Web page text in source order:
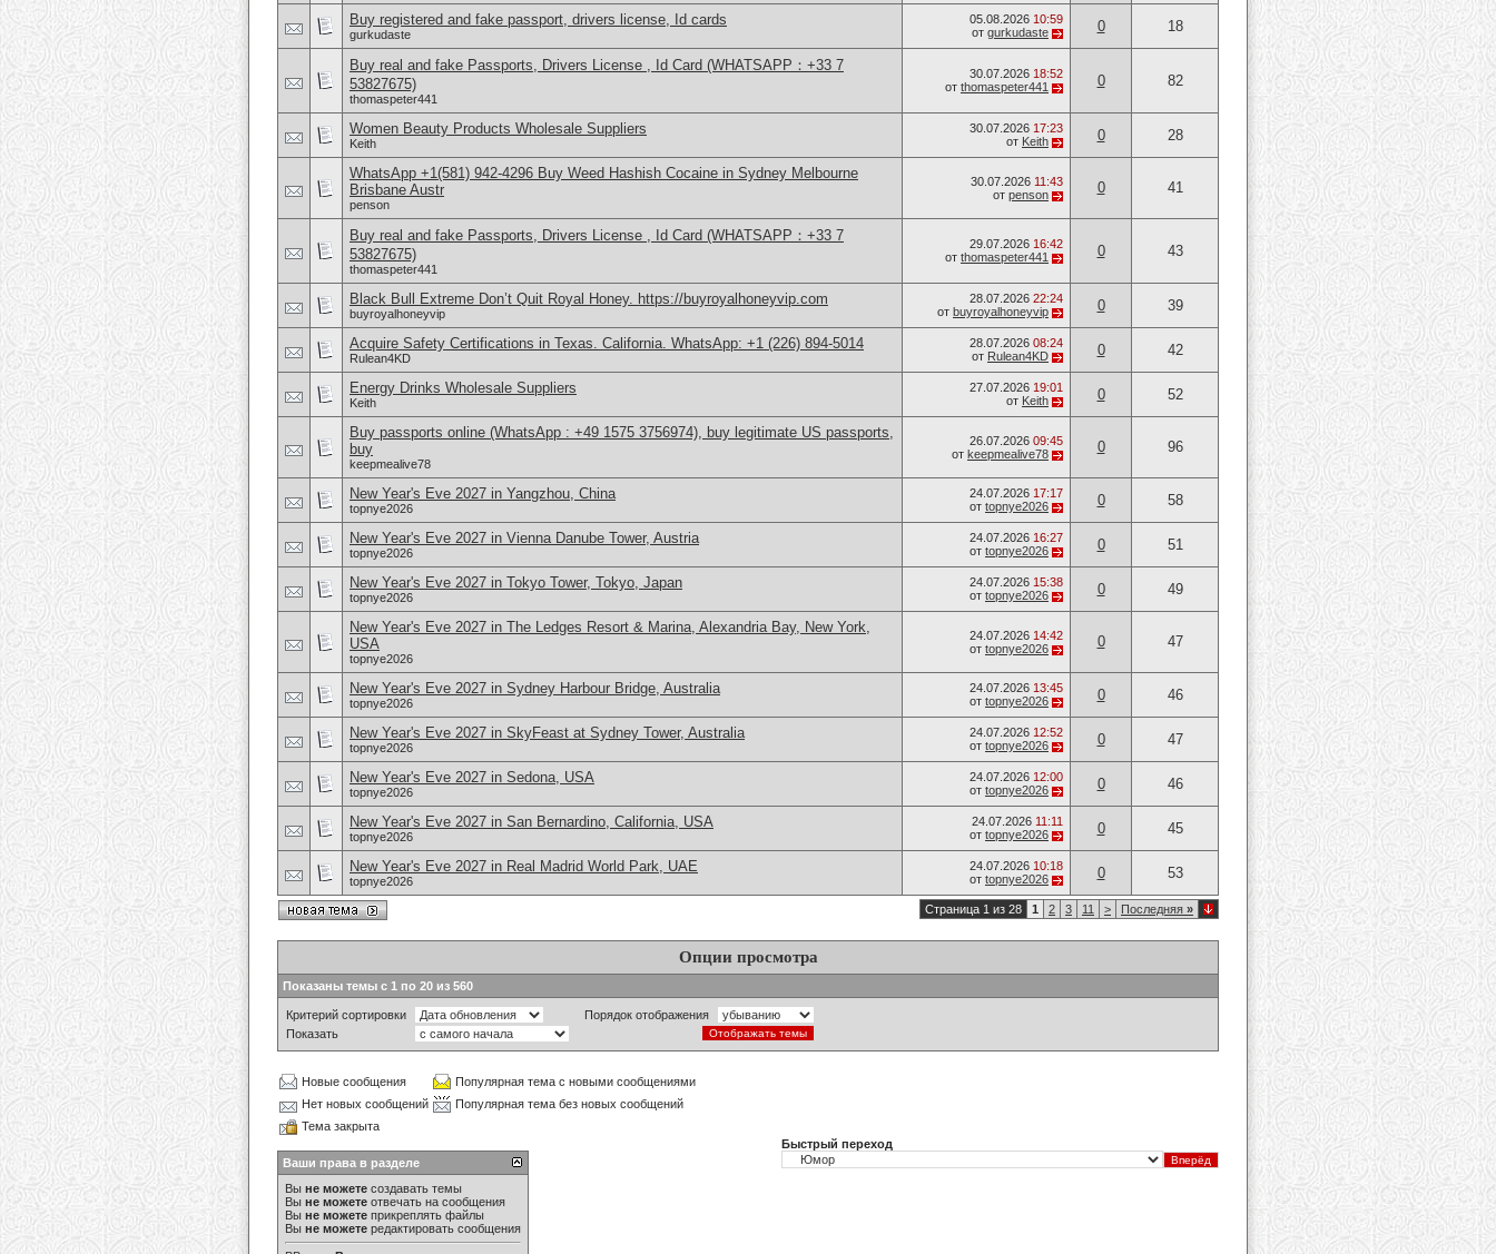
Buy registered and fake passport, drivers license, Id cards
gurkudaste
05.08.2026 10:59
от gurkudaste 0 18
Buy real and fake Passports, Drivers License , Id Card (WHATSAPP：+33 7
53827675)
thomaspeter441
30.07.2026 18:52
от thomaspeter441 0 82
Women Beauty Products Wholesale Suppliers
Keith
30.07.2026 17:23
от Keith 0 28
WhatsApp +1(581) 942-4296 Buy Weed Hashish Cocaine in Sydney Melbourne
Brisbane Austr
penson
30.07.2026 11:43
от penson 0 41
Buy real and fake Passports, Drivers License , Id Card (WHATSAPP：+33 7
53827675)
thomaspeter441
29.07.2026 16:42
от thomaspeter441 0 43
Black Bull Extreme Don’t Quit Royal Honey. https://buyroyalhoneyvip.com
buyroyalhoneyvip
28.07.2026 22:24
от buyroyalhoneyvip 0 39
Acquire Safety Certifications in Texas. California. WhatsApp: +1 (226) 894-5014
Rulean4KD
28.07.2026 08:24
от Rulean4KD 0 42
Energy Drinks Wholesale Suppliers
Keith
27.07.2026 19:01
от Keith 0 52
Buy passports online (WhatsApp : +49 1575 3756974), buy legitimate US passports,
buy
keepmealive78
26.07.2026 09:45
от keepmealive78 0 96
New Year's Eve 2027 in Yangzhou, China
topnye2026
24.07.2026 17:17
от topnye2026 0 58
New Year's Eve 2027 in Vienna Danube Tower, Austria
topnye2026
24.07.2026 16:27
от topnye2026 0 51
New Year's Eve 2027 in Tokyo Tower, Tokyo, Japan
topnye2026
24.07.2026 15:38
от topnye2026 0 49
New Year's Eve 2027 in The Ledges Resort & Marina, Alexandria Bay, New York,
USA
topnye2026
24.07.2026 14:42
от topnye2026 0 47
New Year's Eve 2027 in Sydney Harbour Bridge, Australia
topnye2026
24.07.2026 13:45
от topnye2026 0 46
New Year's Eve 2027 in SkyFeast at Sydney Tower, Australia
topnye2026
24.07.2026 12:52
от topnye2026 0 47
New Year's Eve 2027 in Sedona, USA
topnye2026
24.07.2026 12:00
от topnye2026 0 46
New Year's Eve 2027 in San Bernardino, California, USA
topnye2026
24.07.2026 11:11
от topnye2026 0 45
New Year's Eve 2027 in Real Madrid World Park, UAE
topnye2026
24.07.2026 10:18
от topnye2026 0 53
Страница 1 из 28 1 2 3 11 > Последняя »
Опции просмотра
Показаны темы с 1 по 20 из 560
Критерий сортировки
Порядок отображения
Показать
Новые сообщения
Популярная тема с новыми сообщениями
Нет новых сообщений
Популярная тема без новых сообщений
Тема закрыта
Ваши права в разделе
Вы не можете создавать темы
Вы не можете отвечать на сообщения
Вы не можете прикреплять файлы
Вы не можете редактировать сообщения
Быстрый переход